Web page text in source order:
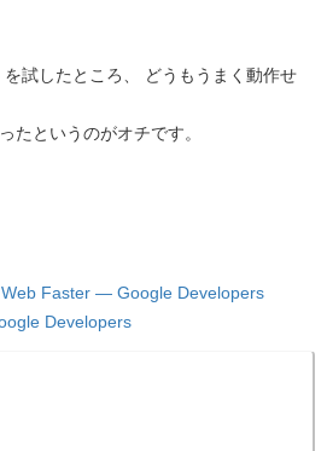
を試したところ、 どうもうまく動作せ
たというのがオチです。
Faster — Google Developers
Developers